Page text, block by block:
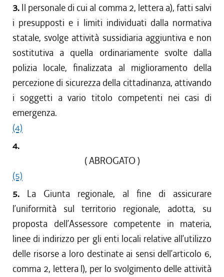
3. Il personale di cui al comma 2, lettera a), fatti salvi
i presupposti e i limiti individuati dalla normativa
statale, svolge attività sussidiaria aggiuntiva e non
sostitutiva a quella ordinariamente svolte dalla
polizia locale, finalizzata al miglioramento della
percezione di sicurezza della cittadinanza, attivando
i soggetti a vario titolo competenti nei casi di
emergenza.
(4)
4.
( ABROGATO )
(5)
5. La Giunta regionale, al fine di assicurare
l’uniformità sul territorio regionale, adotta, su
proposta dell’Assessore competente in materia,
linee di indirizzo per gli enti locali relative all’utilizzo
delle risorse a loro destinate ai sensi dell’articolo 6,
comma 2, lettera l), per lo svolgimento delle attività